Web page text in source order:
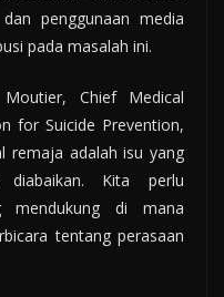
penggunaan media
pada masalah ini.
Chief Medical
for Suicide Prevention,
remaja adalah isu yang
Kita perlu
mendukung di mana
tentang perasaan